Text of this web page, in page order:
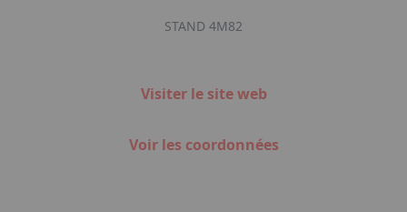
STAND 4M82
Visiter le site web
Voir les coordonnées